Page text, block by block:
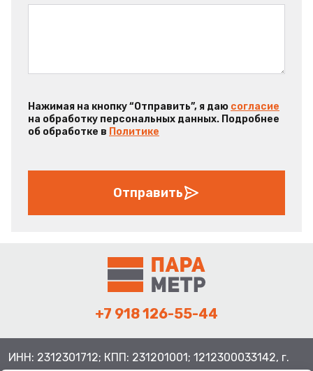
Нажимая на кнопку “Отправить”, я даю согласие
на обработку персональных данных. Подробнее
об обработке в Политике
Отправить
+7 918 126-55-44
ИНН: 2312301712; КПП: 231201001; 1212300033142, г.